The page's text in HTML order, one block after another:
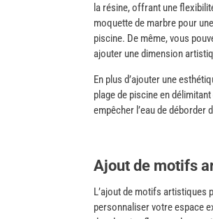
la résine, offrant une
moquette de marbre pour
piscine. De même, vous
ajouter une dimension
En plus d’ajouter une
plage de piscine en
empêcher l’eau de déborder
Ajout de motifs
L’ajout de motifs artistiques
personnaliser votre espace